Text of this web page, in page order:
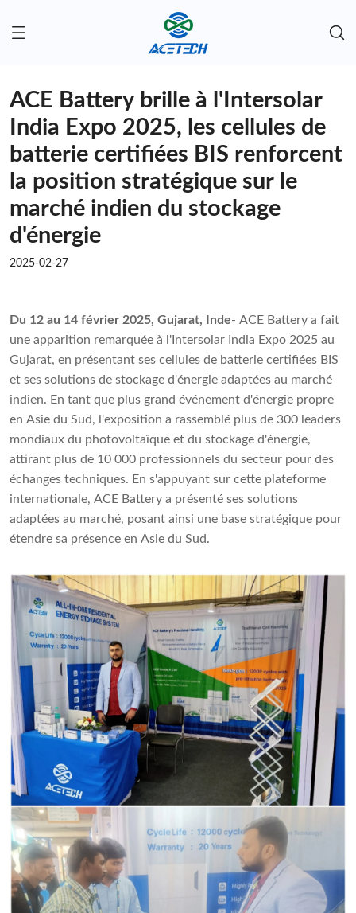
ACE Battery brille à l'Intersolar
India Expo 2025, les cellules de
batterie certifiées BIS renforcent
la position stratégique sur le
marché indien du stockage
d'énergie
2025-02-27
Du 12 au 14 février 2025, Gujarat, Inde- ACE Battery a fait
une apparition remarquée à l'Intersolar India Expo 2025 au
Gujarat, en présentant ses cellules de batterie certifiées BIS
et ses solutions de stockage d'énergie adaptées au marché
indien. En tant que plus grand événement d'énergie propre
en Asie du Sud, l'exposition a rassemblé plus de 300 leaders
mondiaux du photovoltaïque et du stockage d'énergie,
attirant plus de 10 000 professionnels du secteur pour des
échanges techniques. En s'appuyant sur cette plateforme
internationale, ACE Battery a présenté ses solutions
adaptées au marché, posant ainsi une base stratégique pour
étendre sa présence en Asie du Sud.